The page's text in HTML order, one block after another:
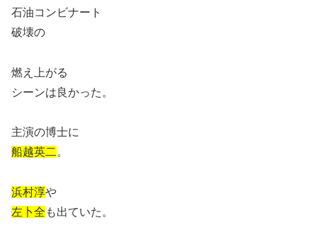
石油コンビナート
破壊の
燃え上がる
シーンは良かった。
主演の博士に
船越英二 。
浜村淳や
左卜全 も出ていた。